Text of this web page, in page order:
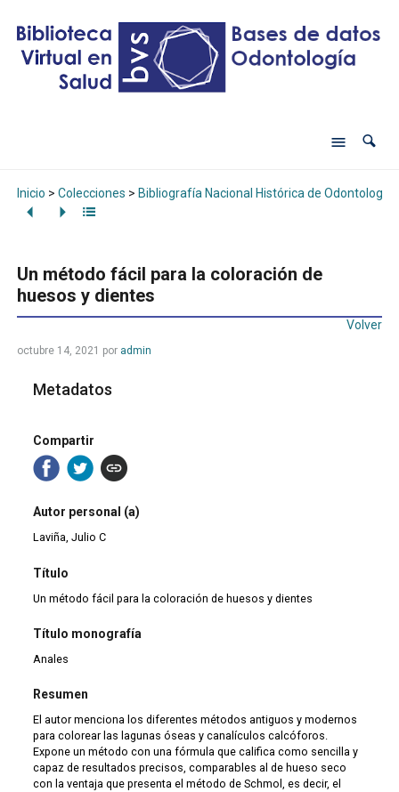
Inicio > Colecciones > Bibliografía Nacional Histórica de Odontología
Un método fácil para la coloración de
huesos y dientes
Volver
octubre 14, 2021 por admin
Metadatos
Compartir
Autor personal (a)
Laviña, Julio C
Título
Un método fácil para la coloración de huesos y dientes
Título monografía
Anales
Resumen
El autor menciona los diferentes métodos antiguos y modernos
para colorear las lagunas óseas y canalículos calcóforos.
Expone un método con una fórmula que califica como sencilla y
capaz de resultados precisos, comparables al de hueso seco
con la ventaja que presenta el método de Schmol, es decir, el